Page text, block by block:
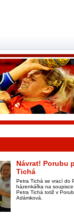
Návrat! Porubu
Tichá
Petra Tichá se vrací do
házenkářka na
Petra Tichá totiž v
Adámková.